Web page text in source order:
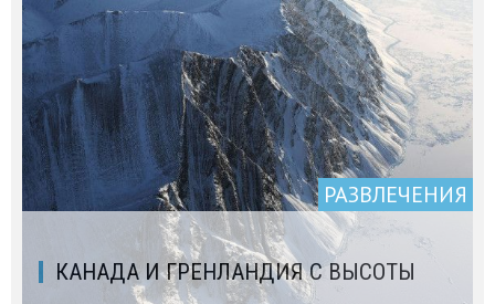
РАЗВЛЕЧЕНИЯ
КАНАДА И ГРЕНЛАНДИЯ С ВЫСОТЫ